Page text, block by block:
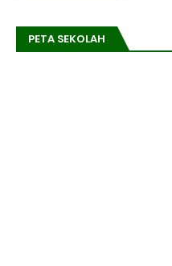
PETA SEKOLAH